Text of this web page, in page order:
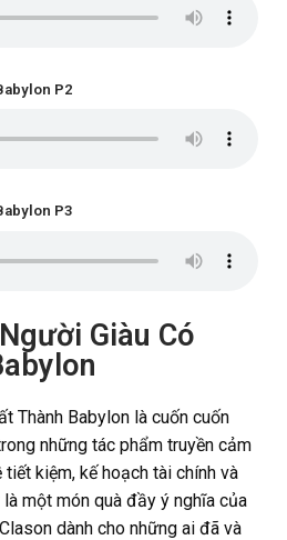
P2
P3
Giàu Có
Thành Babylon là cuốn cuốn
những tác phẩm truyền cảm
kiệm, kế hoạch tài chính và
một món quà đầy ý nghĩa của
dành cho những ai đã và